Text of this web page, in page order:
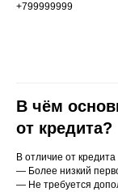
+799999999
В чём
от кредита?
В отличие от
— Более низкий
— Не требуется